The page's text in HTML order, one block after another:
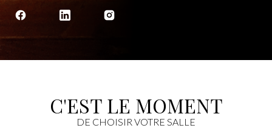
C'EST LE MOMENT
DE CHOISIR VOTRE SALLE